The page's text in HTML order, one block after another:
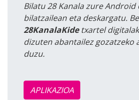
Bilatu 28 Kanala zure Android
bilatzailean eta deskargatu.
28KanalaKidetxartel
dizuten abantailez gozatzeko
duzu.
APLIKAZIOA